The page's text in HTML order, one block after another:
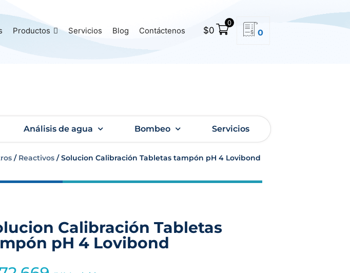
Productos Servicios Blog Contáctenos $0
0
0
Análisis de agua Bombeo Servicios
/ Reactivos / Solucion Calibración Tabletas tampón pH 4 Lovibond
Calibración Tabletas
pH 4 Lovibond